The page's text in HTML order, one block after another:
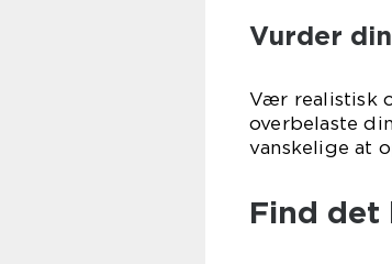
Vurder
Vær realistisk
overbelaste
vanskelige at
Find det